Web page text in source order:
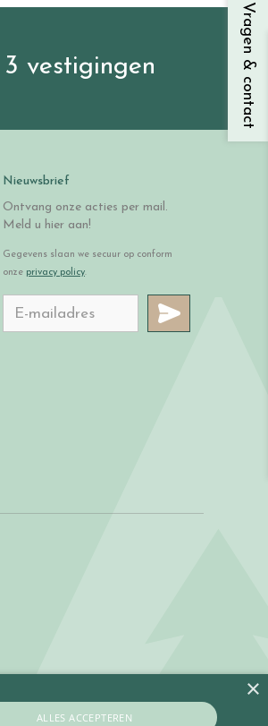
3 vestigingen
Nieuwsbrief
Ontvang onze acties per mail.
Meld u hier aan!
Gegevens slaan we secuur op conform
onze privacy policy.
Vragen & contact
×
ALLES ACCEPTEREN